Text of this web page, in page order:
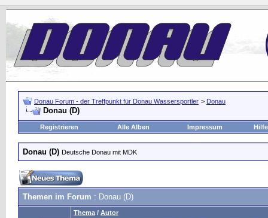
Donau Forum - der Treffpunkt für Donau Wassersportler > Donau
Donau (D)
Registrieren Alle Alben Impressum Hilfe
Donau (D) Deutsche Donau mit MDK
Themen im Forum : Donau (D)
Thema / Autor